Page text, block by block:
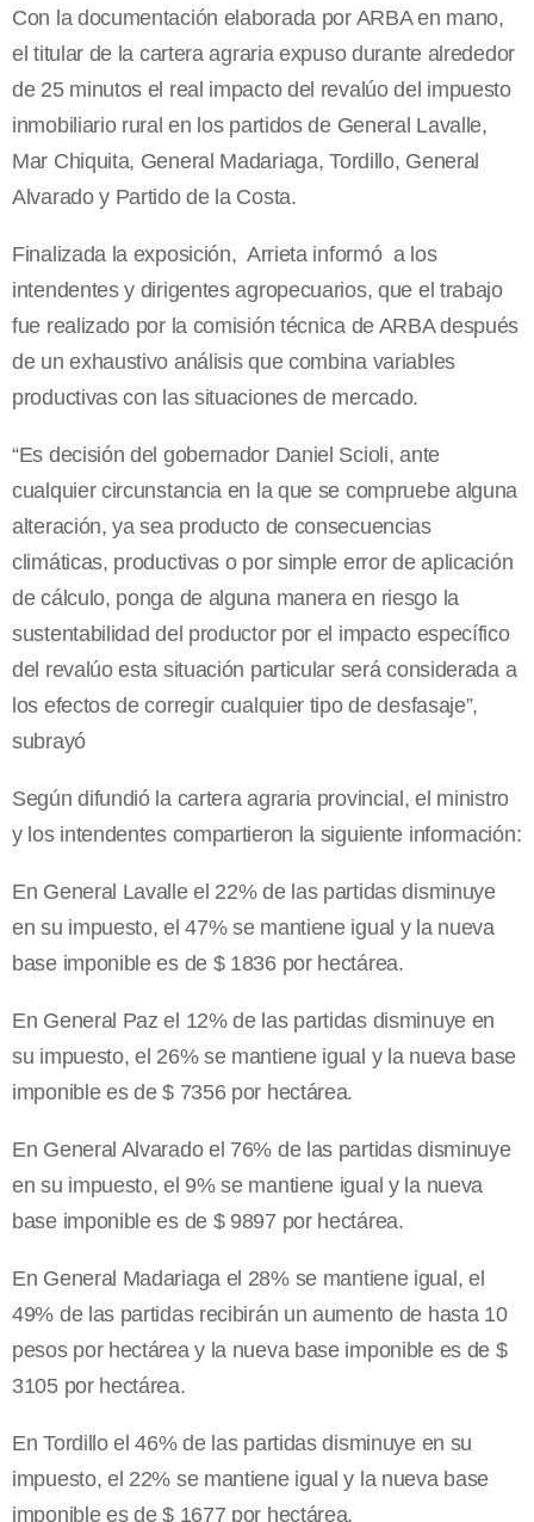
Con la documentación elaborada por ARBA en mano,
el titular de la cartera agraria expuso durante alrededor
de 25 minutos el real impacto del revalúo del impuesto
inmobiliario rural en los partidos de General Lavalle,
Mar Chiquita, General Madariaga, Tordillo, General
Alvarado y Partido de la Costa.
Finalizada la exposición, Arrieta informó a los
intendentes y dirigentes agropecuarios, que el trabajo
fue realizado por la comisión técnica de ARBA después
de un exhaustivo análisis que combina variables
productivas con las situaciones de mercado.
“Es decisión del gobernador Daniel Scioli, ante
cualquier circunstancia en la que se compruebe alguna
alteración, ya sea producto de consecuencias
climáticas, productivas o por simple error de aplicación
de cálculo, ponga de alguna manera en riesgo la
sustentabilidad del productor por el impacto específico
del revalúo esta situación particular será considerada a
los efectos de corregir cualquier tipo de desfasaje”,
subrayó
Según difundió la cartera agraria provincial, el ministro
y los intendentes compartieron la siguiente información:
En General Lavalle el 22% de las partidas disminuye
en su impuesto, el 47% se mantiene igual y la nueva
base imponible es de $ 1836 por hectárea.
En General Paz el 12% de las partidas disminuye en
su impuesto, el 26% se mantiene igual y la nueva base
imponible es de $ 7356 por hectárea.
En General Alvarado el 76% de las partidas disminuye
en su impuesto, el 9% se mantiene igual y la nueva
base imponible es de $ 9897 por hectárea.
En General Madariaga el 28% se mantiene igual, el
49% de las partidas recibirán un aumento de hasta 10
pesos por hectárea y la nueva base imponible es de $
3105 por hectárea.
En Tordillo el 46% de las partidas disminuye en su
impuesto, el 22% se mantiene igual y la nueva base
imponible es de $ 1677 por hectárea.